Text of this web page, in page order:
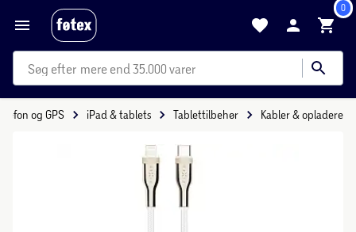
0
mere end 35.000 varer
og GPS iPad & tablets Tablettilbehør Kabler & opladere